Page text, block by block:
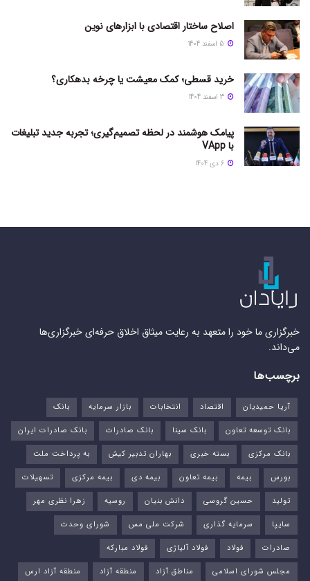
اصلاح ساختار اقتصادی با ابزارهای نوین
خرید قسطی؛ کمک معیشت یا چرخه بدهکاری؟
پیامک هوشمند در لحظه تصمیم‌گیری؛ تجربه جدید تبلیغات
با VApp
خبرگزاری ما خود را متعهد به رعایت میثاق اخلاق حرفه‌ای خبرگزاری‌ها
می‌داند.
برچسب‌ها
آریا حمیدیان اقتصاد انتخابات بازار سرمایه
بانک
بانک توسعه تعاون
بانک سینا بانک صادرات
بانک صادرات ایران
بانک مرکزی
بسته خبری بهاران تدبیر کیش
به پرداخت ملت
بورس‌
بیمه بیمه تعاون بیمه دی بیمه مرکزی
تسهیلات
تولید
حسین گروسی دانش بنیان روسیه
زهرا نظری مهر
سایپا
سرمایه گذاری شرکت ملی مس
شورای وحدت
صادرات
فولاد فولاد آلیاژی
فولاد مبارکه
مجلس شورای اسلامی
مناطق آزاد منطقه آزاد منطقه آزاد ارس